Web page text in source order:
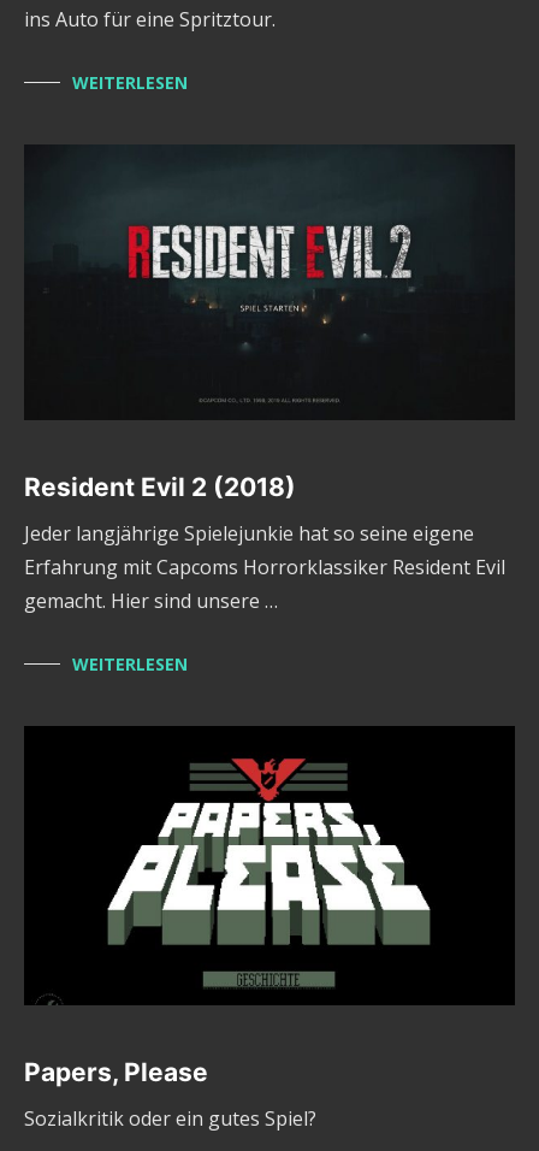
ins Auto für eine Spritztour.
WEITERLESEN
Resident Evil 2 (2018)
Jeder langjährige Spielejunkie hat so seine eigene
Erfahrung mit Capcoms Horrorklassiker Resident Evil
gemacht. Hier sind unsere …
WEITERLESEN
Papers, Please
Sozialkritik oder ein gutes Spiel?